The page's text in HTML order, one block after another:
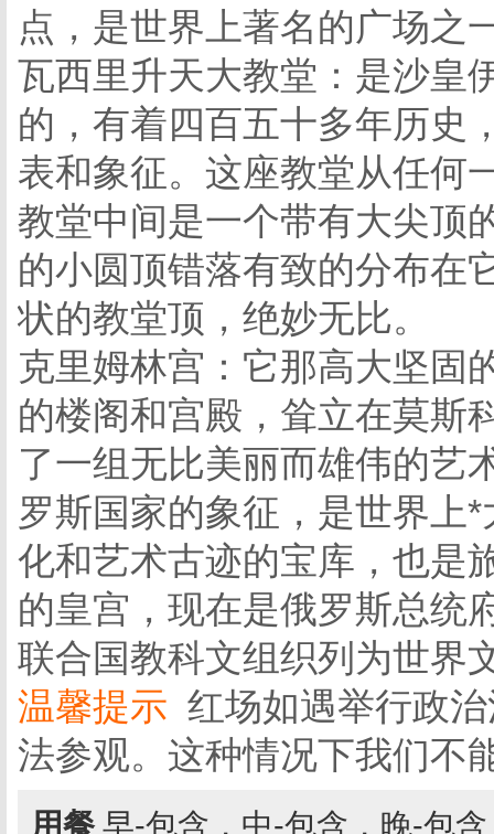
点，是世界上著名的广场之
瓦西里升天大教堂：是沙皇
的，有着四百五十多年历史
表和象征。这座教堂从任何
教堂中间是一个带有大尖顶
的小圆顶错落有致的分布在
状的教堂顶，绝妙无比。
克里姆林宫：它那高大坚固
的楼阁和宫殿，耸立在莫斯
了一组无比美丽而雄伟的艺
罗斯国家的象征，是世界上
化和艺术古迹的宝库，也是
的皇宫，现在是俄罗斯总统
联合国教科文组织列为世界
温馨提示 红场如遇举行政
法参观。这种情况下我们不
用餐 早-包含，中-包含，晚-包